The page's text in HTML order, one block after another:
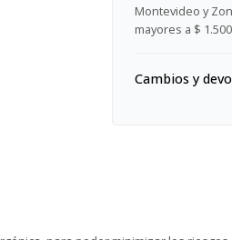
Montevideo y
mayores a $
Cambios y